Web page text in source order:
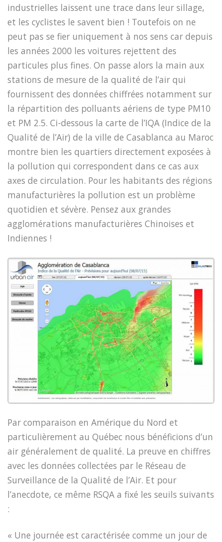
industrielles laissent une trace dans leur sillage,
et les cyclistes le savent bien ! Toutefois on ne
peut pas se fier uniquement à nos sens car depuis
les années 2000 les voitures rejettent des
particules plus fines. On passe alors la main aux
stations de mesure de la qualité de l’air qui
fournissent des données chiffrées notamment sur
la répartition des polluants aériens de type PM10
et PM 2.5. Ci-dessous la carte de l’IQA (Indice de la
Qualité de l’Air) de la ville de Casablanca au Maroc
montre bien les quartiers directement exposées à
la pollution qui correspondent dans ce cas aux
axes de circulation. Pour les habitants des régions
manufacturières la pollution est un problème
quotidien et sévère. Pensez aux grandes
agglomérations manufacturières Chinoises et
Indiennes !
Par comparaison en Amérique du Nord et
particulièrement au Québec nous bénéficions d’un
air généralement de qualité. La preuve en chiffres
avec les données collectées par le Réseau de
Surveillance de la Qualité de l’Air. Et pour
l’anecdote, ce même RSQA a fixé les seuils suivants
:
« Une journée est caractérisée comme un jour de